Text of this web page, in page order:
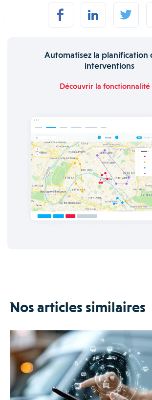
Automatisez la planification
interventions
Découvrir la fonctionnalité
Nos articles similaires